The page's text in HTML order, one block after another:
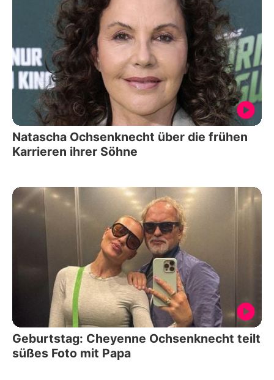
Natascha Ochsenknecht über die frühen
Karrieren ihrer Söhne
Geburtstag: Cheyenne Ochsenknecht teilt
süßes Foto mit Papa